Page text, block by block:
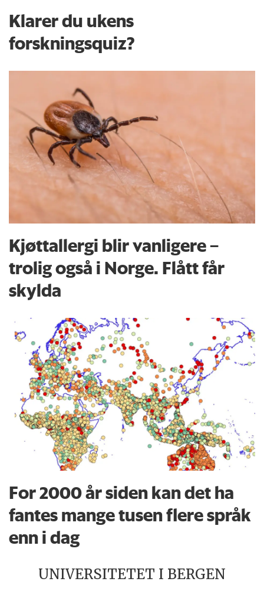
Klarer du ukens
forskningsquiz?
Kjøttallergi blir vanligere –
trolig også i Norge. Flått får
skylda
For 2000 år siden kan det ha
fantes mange tusen flere språk
enn i dag
UNIVERSITETET I BERGEN